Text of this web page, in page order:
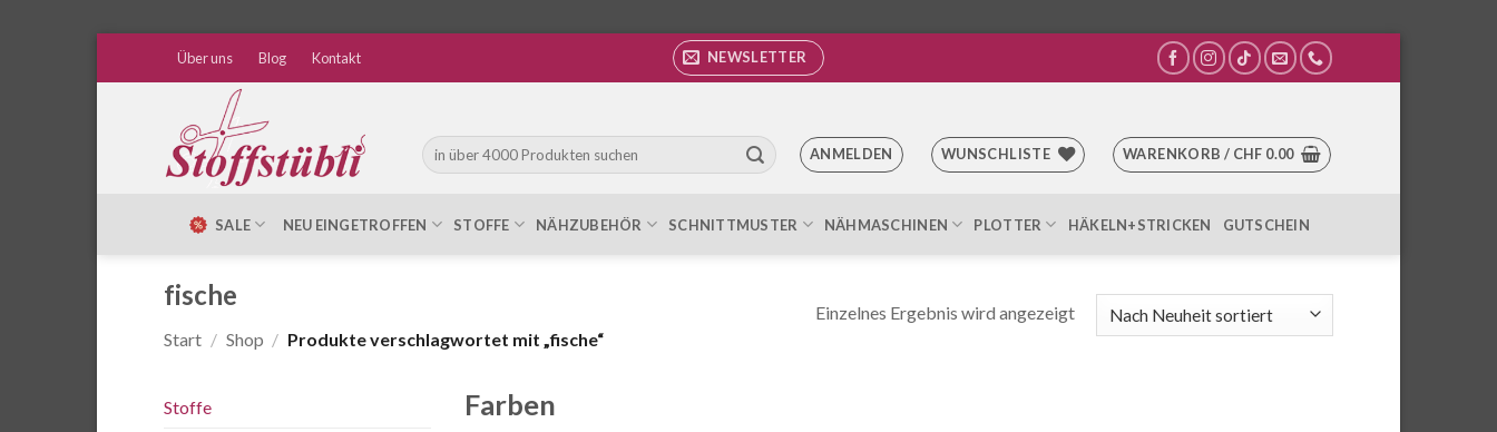
Über uns Blog Kontakt NEWSLETTER
Suche
nach:
ANMELDEN WUNSCHLISTE WARENKORB / CHF 0.00
SALE NEU EINGETROFFEN STOFFE NÄHZUBEHÖR SCHNITTMUSTER NÄHMASCHINEN PLOTTER HÄKELN+STRICKEN GUTSCHEIN
fische
Start / Shop / Produkte verschlagwortet mit „fische“
Einzelnes Ergebnis wird angezeigt
Stoffe
Farben